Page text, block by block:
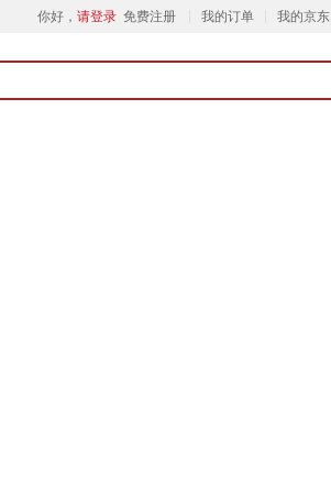
你好， 请登录 免费注册 我的订单 我的京东